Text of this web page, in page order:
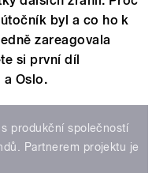
byl a co ho k
zareagovala
si první díl
a Oslo.
produkční společností
Partnerem projektu je